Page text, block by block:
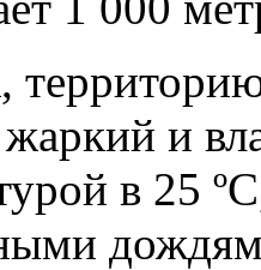
жаркий и
в 25